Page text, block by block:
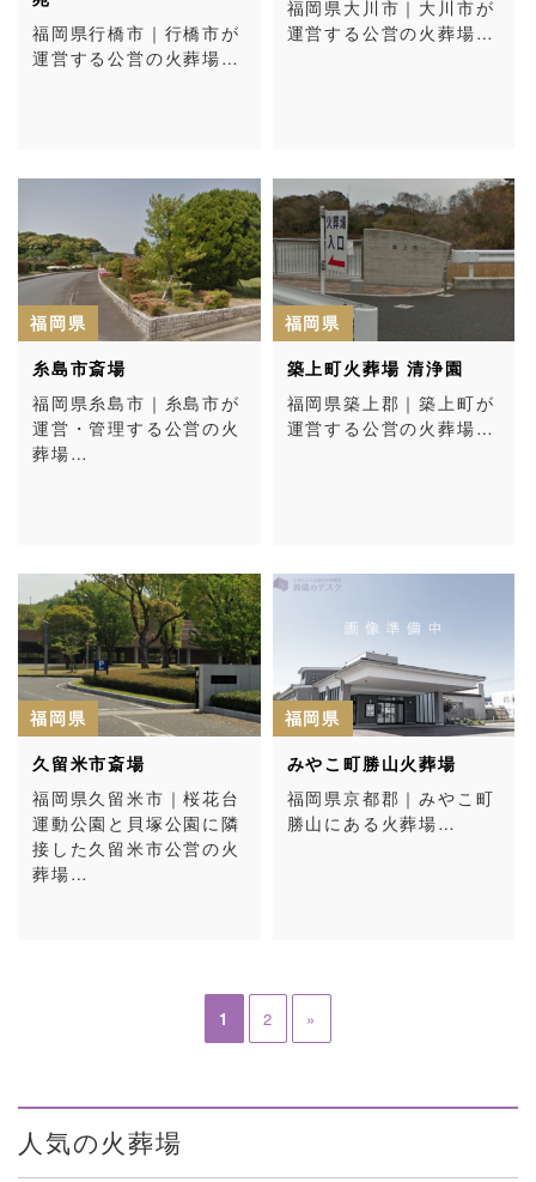
福岡県行橋市｜行橋市が
運営する公営の火葬場…
福岡県大川市｜大川市が
運営する公営の火葬場…
福岡県
糸島市斎場
福岡県糸島市｜糸島市が
運営・管理する公営の火
葬場…
福岡県
築上町火葬場 清浄園
福岡県築上郡｜築上町が
運営する公営の火葬場…
福岡県
久留米市斎場
福岡県久留米市｜桜花台
運動公園と貝塚公園に隣
接した久留米市公営の火
葬場…
福岡県
みやこ町勝山火葬場
福岡県京都郡｜みやこ町
勝山にある火葬場…
1 2 »
人気の火葬場